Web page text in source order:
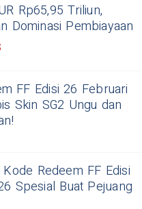
Rp65,95 Triliun,
Dominasi Pembiayaan
FF Edisi 26 Februari
Skin SG2 Ungu dan
Redeem FF Edisi
Spesial Buat Pejuang